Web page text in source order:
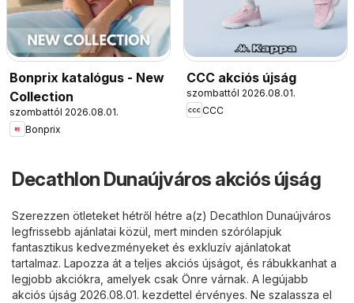
Bonprix katalógus - New
Collection
szombattól 2026.08.01.
Bonprix
CCC akciós újság
szombattól 2026.08.01.
CCC
Decathlon Dunaújváros akciós újság
Szerezzen ötleteket hétről hétre a(z) Decathlon Dunaújváros
legfrissebb ajánlatai közül, mert minden szórólapjuk
fantasztikus kedvezményeket és exkluzív ajánlatokat
tartalmaz. Lapozza át a teljes akciós újságot, és rábukkanhat a
legjobb akciókra, amelyek csak Önre várnak. A legújabb
akciós újság 2026.08.01. kezdettel érvényes. Ne szalassza el